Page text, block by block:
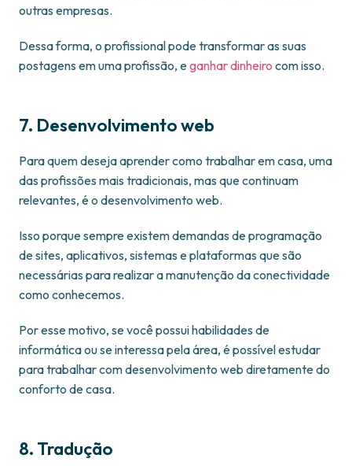
outras empresas.
Dessa forma, o profissional pode transformar as suas
postagens em uma profissão, eganhar dinheiro com isso.
7. Desenvolvimento web
Para quem deseja aprender como trabalhar em casa, uma
das profissões mais tradicionais, mas que continuam
relevantes, é o desenvolvimento web.
Isso porque sempre existem demandas de programação
de sites, aplicativos, sistemas e plataformas que são
necessárias para realizar a manutenção da conectividade
como conhecemos.
Por esse motivo, se você possui habilidades de
informática ou se interessa pela área, é possível estudar
para trabalhar com desenvolvimento web diretamente do
conforto de casa.
8. Tradução